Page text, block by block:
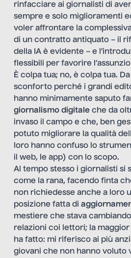
rinfacciare ai giornalisti di
sempre e solo miglioramenti
voler affrontare la
di un contratto antiquato – il
della IA è evidente – e
flessibili per favorire
È colpa tua; no, è colpa tua.
sconforto perché i grandi
hanno minimamente saputo
giornalismo digitale che da
invaso il campo e che, ben
potuto migliorare la qualità
loro hanno confuso lo
il web, le app) con lo scopo.
Al tempo stesso i giornalisti si
come la rana, facendo finta
non richiedesse anche a loro
posizione fatta di
mestiere che stava
relazioni coi lettori; la
ha fatto: mi riferisco ai più
giovani che non hanno voluto